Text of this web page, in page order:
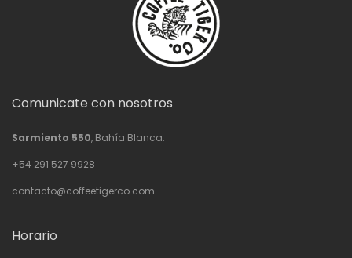
Comunicate con nosotros
Sarmiento 550, Bahía Blanca.
+54 291 527 9928
contacto@coffeetigerco.com
Horario